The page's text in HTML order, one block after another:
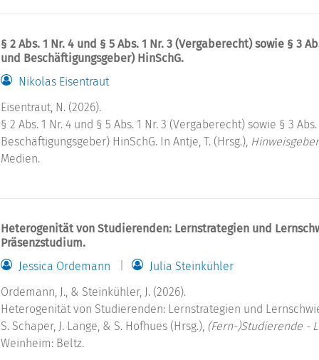
§ 2 Abs. 1 Nr. 4 und § 5 Abs. 1 Nr. 3 (Vergaberecht) sowie § 3
und Beschäftigungsgeber) HinSchG.
Nikolas Eisentraut
Eisentraut, N. (2026).
§ 2 Abs. 1 Nr. 4 und § 5 Abs. 1 Nr. 3 (Vergaberecht) sowie § 3
Beschäftigungsgeber) HinSchG. In Antje, T. (Hrsg.),
Medien.
Heterogenität von Studierenden: Lernstrategien und
Präsenzstudium.
Jessica Ordemann
Julia Steinkühler
Ordemann, J., & Steinkühler, J. (2026).
Heterogenität von Studierenden: Lernstrategien und
S. Schaper, J. Lange, & S. Hofhues (Hrsg.), (Fern-)Studierende -
Weinheim: Beltz.